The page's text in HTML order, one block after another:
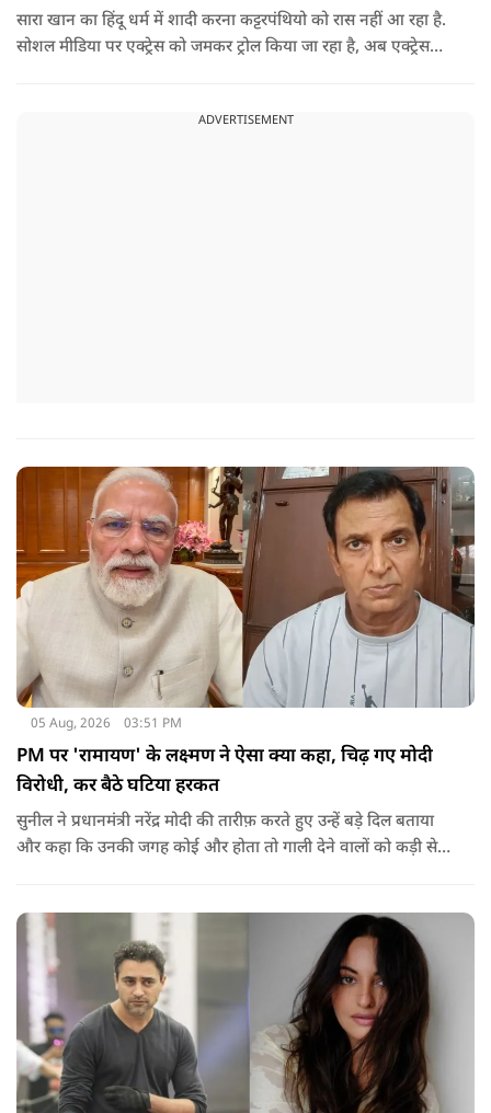
सारा खान का हिंदू धर्म में शादी करना कट्टरपंथियो को रास नहीं आ रहा है.
सोशल मीडिया पर एक्ट्रेस को जमकर ट्रोल किया जा रहा है, अब एक्ट्रेस
ADVERTISEMENT
05 Aug, 2026 03:51 PM
PM पर 'रामायण' के लक्ष्मण ने ऐसा क्या कहा, चिढ़ गए मोदी
विरोधी, कर बैठे घटिया हरकत
सुनील ने प्रधानमंत्री नरेंद्र मोदी की तारीफ़ करते हुए उन्हें बड़े दिल बताया
और कहा कि उनकी जगह कोई और होता तो गाली देने वालों को कड़ी से